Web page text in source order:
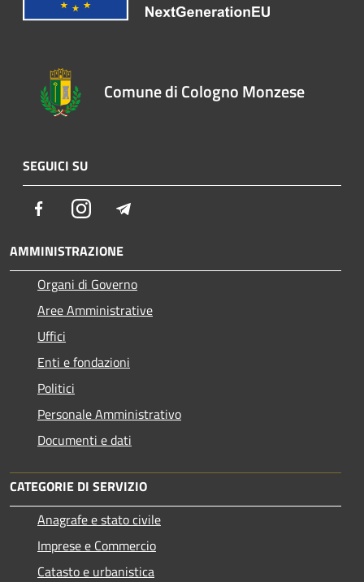
Comune di Cologno Monzese
SEGUICI SU
FacebookInstagram
AMMINISTRAZIONE
Organi di Governo
Aree Amministrative
Uffici
Enti e fondazioni
Politici
Personale Amministrativo
Documenti e dati
CATEGORIE DI SERVIZIO
Anagrafe e stato civile
Imprese e Commercio
Catasto e urbanistica